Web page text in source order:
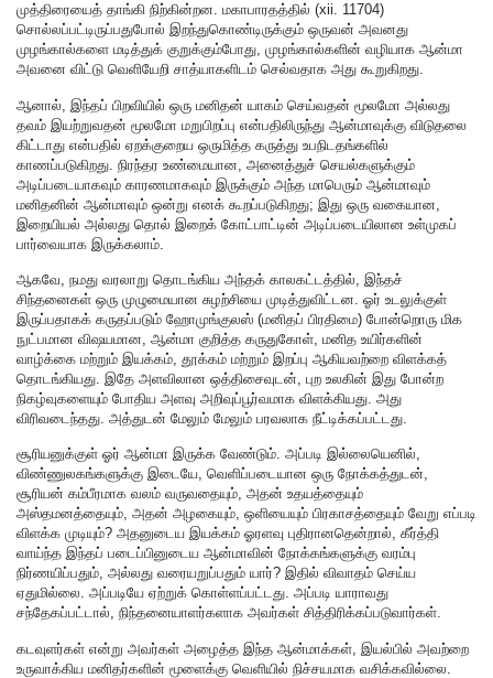
முத்திரையைத் தாங்கி நிற்கின்றன. மகாபாரதத்தில் (xii. 11704)
சொல்லப்பட்டிருப்பதுபோல் இறந்துகொண்டிருக்கும் ஒருவன் அவனது
முழங்கால்களை மடித்துக் குறுக்கும்போது, முழங்கால்களின் வழியாக ஆன்மா
அவனை விட்டு வெளியேறி சாத்யாகளிடம் செல்வதாக அது கூறுகிறது.
ஆனால், இந்தப் பிறவியில் ஒரு மனிதன் யாகம் செய்வதன் மூலமோ அல்லது
தவம் இயற்றுவதன் மூலமோ மறுபிறப்பு என்பதிலிருந்து ஆன்மாவுக்கு விடுதலை
கிட்டாது என்பதில் ஏறக்குறைய ஒருமித்த கருத்து உபநிடதங்களில்
காணப்படுகிறது. நிரந்தர உண்மையான, அனைத்துச் செயல்களுக்கும்
அடிப்படையாகவும் காரணமாகவும் இருக்கும் அந்த மாபெரும் ஆன்மாவும்
மனிதனின் ஆன்மாவும் ஒன்று எனக் கூறப்படுகிறது; இது ஒரு வகையான,
இறையியல் அல்லது தொல் இறைக் கோட்பாட்டின் அடிப்படையிலான உள்முகப்
பார்வையாக இருக்கலாம்.
ஆகவே, நமது வரலாறு தொடங்கிய அந்தக் காலகட்டத்தில், இந்தச்
சிந்தனைகள் ஒரு முழுமையான சுழற்சியை முடித்துவிட்டன. ஓர் உடலுக்குள்
இருப்பதாகக் கருதப்படும் ஹோமுங்குலஸ் (மனிதப் பிரதிமை) போன்றொரு மிக
நுட்பமான விஷயமான, ஆன்மா குறித்த கருதுகோள், மனித உயிர்களின்
வாழ்க்கை மற்றும் இயக்கம், தூக்கம் மற்றும் இறப்பு ஆகியவற்றை விளக்கத்
தொடங்கியது. இதே அளவிலான ஒத்திசைவுடன், புற உலகின் இது போன்ற
நிகழ்வுகளையும் போதிய அளவு அறிவுப்பூர்வமாக விளக்கியது. அது
விரிவடைந்தது. அத்துடன் மேலும் மேலும் பரவலாக நீட்டிக்கப்பட்டது.
சூரியனுக்குள் ஓர் ஆன்மா இருக்க வேண்டும். அப்படி இல்லையெனில்,
விண்ணுலகங்களுக்கு இடையே, வெளிப்படையான ஒரு நோக்கத்துடன்,
சூரியன் கம்பீரமாக வலம் வருவதையும், அதன் உதயத்தையும்
அஸ்தமனத்தையும், அதன் அழகையும், ஒளியையும் பிரகாசத்தையும் வேறு எப்படி
விளக்க முடியும்? அதனுடைய இயக்கம் ஓரளவு புதிரானதென்றால், கீர்த்தி
வாய்ந்த இந்தப் படைப்பினுடைய ஆன்மாவின் நோக்கங்களுக்கு வரம்பு
நிர்ணயிப்பதும், அல்லது வரையறுப்பதும் யார்? இதில் விவாதம் செய்ய
ஏதுமில்லை. அப்படியே ஏற்றுக் கொள்ளப்பட்டது. அப்படி யாராவது
சந்தேகப்பட்டால், நிந்தனையாளர்களாக அவர்கள் சித்திரிக்கப்படுவார்கள்.
கடவுளர்கள் என்று அவர்கள் அழைத்த இந்த ஆன்மாக்கள், இயல்பில் அவற்றை
உருவாக்கிய மனிதர்களின் மூளைக்கு வெளியில் நிச்சயமாக வசிக்கவில்லை.